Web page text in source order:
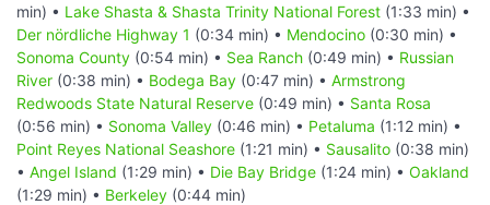
min) • Lake Shasta & Shasta Trinity National Forest (1:33 min) •
Der nördliche Highway 1 (0:34 min) • Mendocino (0:30 min) •
Sonoma County (0:54 min) • Sea Ranch (0:49 min) • Russian
River (0:38 min) • Bodega Bay (0:47 min) • Armstrong
Redwoods State Natural Reserve (0:49 min) • Santa Rosa
(0:56 min) • Sonoma Valley (0:46 min) • Petaluma (1:12 min) •
Point Reyes National Seashore (1:21 min) • Sausalito (0:38 min)
• Angel Island (1:29 min) • Die Bay Bridge (1:24 min) • Oakland
(1:29 min) • Berkeley (0:44 min)